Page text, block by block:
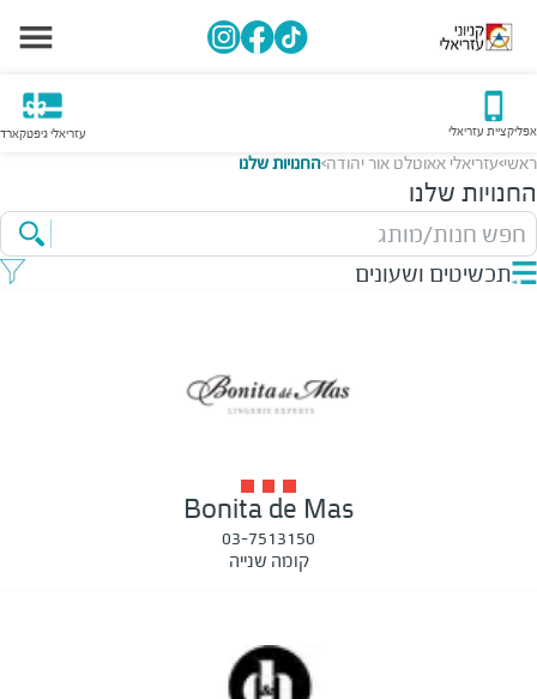
אפליקציית עזריאלי עזריאלי גיפטקארד
ראשי>עזריאלי אאוטלט אור יהודה>החנויות שלנו
החנויות שלנו
חפש חנות/מותג
תכשיטים ושעונים
Bonita de Mas
03-7513150
קומה שנייה